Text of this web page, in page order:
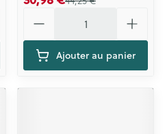
Ajouter au panier